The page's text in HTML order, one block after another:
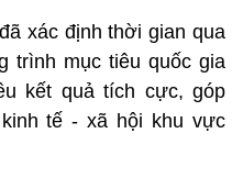
xác định thời gian qua
trình mục tiêu quốc gia
kết quả tích cực, góp
tế - xã hội khu vực